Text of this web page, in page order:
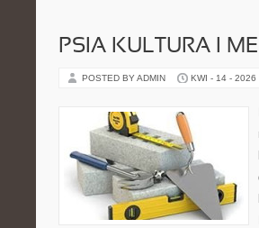
PSIA KULTURA I
POSTED BY ADMIN KWI - 14 - 2026